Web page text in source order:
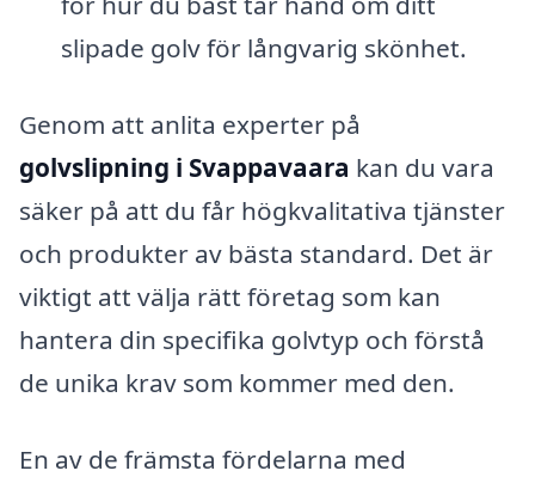
slipade golv för långvarig skönhet.
Genom att anlita experter på
golvslipning i Svappavaara kan du vara
säker på att du får högkvalitativa tjänster
och produkter av bästa standard. Det är
viktigt att välja rätt företag som kan
hantera din specifika golvtyp och förstå
de unika krav som kommer med den.
En av de främsta fördelarna med